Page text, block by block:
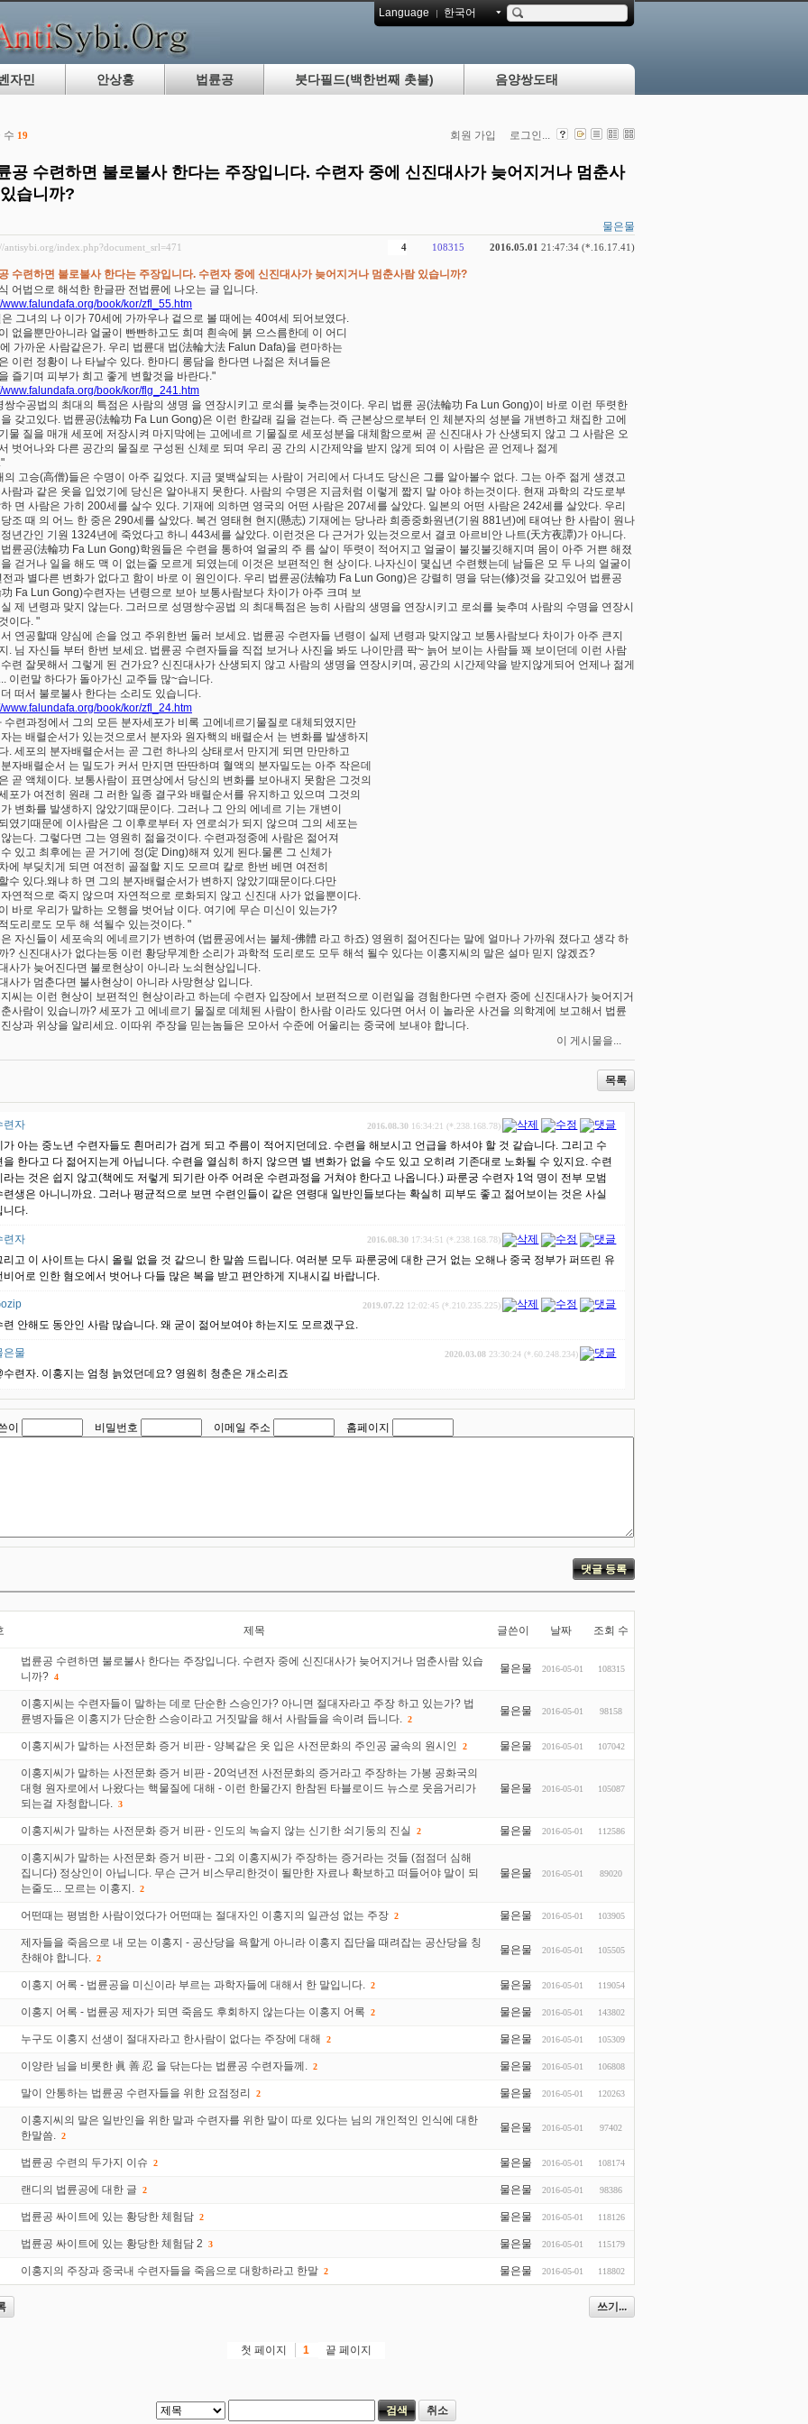
Language 한국어
자민 안상홍 법륜공 붓다필드(백한번째 촛불) 음양쌍도태
수 19 회원 가입 로그인...
공 수련하면 불로불사 한다는 주장입니다. 수련자 중에 신진대사가 늦어지거나 멈춘사
습니까?
물은물
antisybi.org/index.php?document_srl=471 2016.05.01 21:47:34 (*.16.17.41)
108315
4
수련하면 불로불사 한다는 주장입니다. 수련자 중에 신진대사가 늦어지거나 멈춘사람 있습니까?
어법으로 해석한 한글판 전법륜에 나오는 글 입니다.
www.falundafa.org/book/kor/zfl_55.htm
그녀의 나 이가 70세에 가까우나 겉으로 볼 때에는 40여세 되어보였다.
없을뿐만아니라 얼굴이 빤빤하고도 희며 흰속에 붉 으스름한데 이 어디
가까운 사람같은가. 우리 법륜대 법(法輪大法 Falun Dafa)을 련마하는
이런 정황이 나 타날수 있다. 한마디 롱담을 한다면 나젊은 처녀들은
즐기며 피부가 희고 좋게 변할것을 바란다."
www.falundafa.org/book/kor/flg_241.htm
쌍수공법의 최대의 특점은 사람의 생명 을 연장시키고 로쇠를 늦추는것이다. 우리 법륜 공(法輪功 Fa Lun Gong)이 바로 이런 뚜렷한
갖고있다. 법륜공(法輪功 Fa Lun Gong)은 이런 한갈래 길을 걷는다. 즉 근본상으로부터 인 체분자의 성분을 개변하고 채집한 고에
물 질을 매개 세포에 저장시켜 마지막에는 고에네르 기물질로 세포성분을 대체함으로써 곧 신진대사 가 산생되지 않고 그 사람은 오
벗어나와 다른 공간의 물질로 구성된 신체로 되며 우리 공 간의 시간제약을 받지 않게 되여 이 사람은 곧 언제나 젊게
의 고승(高僧)들은 수명이 아주 길었다. 지금 몇백살되는 사람이 거리에서 다녀도 당신은 그를 알아볼수 없다. 그는 아주 젊게 생겼고
람과 같은 옷을 입었기에 당신은 알아내지 못한다. 사람의 수명은 지금처럼 이렇게 짧지 말 아야 하는것이다. 현재 과학의 각도로부
면 사람은 가히 200세를 살수 있다. 기재에 의하면 영국의 어떤 사람은 207세를 살았다. 일본의 어떤 사람은 242세를 살았다. 우리
조 때 의 어느 한 중은 290세를 살았다. 복건 영태현 현지(懸志) 기재에는 당나라 희종중화원년(기원 881년)에 태여난 한 사람이 원나
년간인 기원 1324년에 죽었다고 하니 443세를 살았다. 이런것은 다 근거가 있는것으로서 결코 아르비안 나트(天方夜譚)가 아니다.
륜공(法輪功 Fa Lun Gong)학원들은 수련을 통하여 얼굴의 주 름 살이 뚜렷이 적어지고 얼굴이 불깃불깃해지며 몸이 아주 거쁜 해졌
걷거나 일을 해도 맥 이 없는줄 모르게 되였는데 이것은 보편적인 현 상이다. 나자신이 몇십년 수련했는데 남들은 모 두 나의 얼굴이
과 별다른 변화가 없다고 함이 바로 이 원인이다. 우리 법륜공(法輪功 Fa Lun Gong)은 강렬히 명을 닦는(修)것을 갖고있어 법륜공
Fa Lun Gong)수련자는 년령으로 보아 보통사람보다 차이가 아주 크며 보
제 년령과 맞지 않는다. 그러므로 성명쌍수공법 의 최대특점은 능히 사람의 생명을 연장시키고 로쇠를 늦추며 사람의 수명을 연장시
이다. "
연공할때 양심에 손을 얹고 주위한번 둘러 보세요. 법륜공 수련자들 년령이 실제 년령과 맞지않고 보통사람보다 차이가 아주 큰지
. 님 자신들 부터 한번 보세요. 법륜공 수련자들을 직접 보거나 사진을 봐도 나이만큼 팍~ 늙어 보이는 사람들 꽤 보이던데 이런 사람
련 잘못해서 그렇게 된 건가요? 신진대사가 산생되지 않고 사람의 생명을 연장시키며, 공간의 시간제약을 받지않게되어 언제나 젊게
이런말 하다가 돌아가신 교주들 많~습니다.
떠서 불로불사 한다는 소리도 있습니다.
www.falundafa.org/book/kor/zfl_24.htm
수련과정에서 그의 모든 분자세포가 비록 고에네르기물질로 대체되였지만
는 배렬순서가 있는것으로서 분자와 원자핵의 배렬순서 는 변화를 발생하지
. 세포의 분자배렬순서는 곧 그런 하나의 상태로서 만지게 되면 만만하고
자배렬순서 는 밀도가 커서 만지면 딴딴하며 혈액의 분자밀도는 아주 작은데
곧 액체이다. 보통사람이 표면상에서 당신의 변화를 보아내지 못함은 그것의
포가 여전히 원래 그 러한 일종 결구와 배렬순서를 유지하고 있으며 그것의
변화를 발생하지 않았기때문이다. 그러나 그 안의 에네르 기는 개변이
였기때문에 이사람은 그 이후로부터 자 연로쇠가 되지 않으며 그의 세포는
는다. 그렇다면 그는 영원히 젊을것이다. 수련과정중에 사람은 젊어져
있고 최후에는 곧 거기에 정(定 Ding)해져 있게 된다.물론 그 신체가
에 부딪치게 되면 여전히 골절할 지도 모르며 칼로 한번 베면 여전히
수 있다.왜냐 하 면 그의 분자배렬순서가 변하지 않았기때문이다.다만
연적으로 죽지 않으며 자연적으로 로화되지 않고 신진대 사가 없을뿐이다.
바로 우리가 말하는 오행을 벗어남 이다. 여기에 무슨 미신이 있는가?
도리로도 모두 해 석될수 있는것이다. "
자신들이 세포속의 에네르기가 변하여 (법륜공에서는 불체-佛體 라고 하죠) 영원히 젊어진다는 말에 얼마나 가까워 졌다고 생각 하
? 신진대사가 없다는둥 이런 황당무계한 소리가 과학적 도리로도 모두 해석 될수 있다는 이홍지씨의 말은 설마 믿지 않겠죠?
사가 늦어진다면 불로현상이 아니라 노쇠현상입니다.
사가 멈춘다면 불사현상이 아니라 사망현상 입니다.
씨는 이런 현상이 보편적인 현상이라고 하는데 수련자 입장에서 보편적으로 이런일을 경험한다면 수련자 중에 신진대사가 늦어지거
사람이 있습니까? 세포가 고 에네르기 물질로 데체된 사람이 한사람 이라도 있다면 어서 이 놀라운 사건을 의학계에 보고해서 법륜
상과 위상을 알리세요. 이따위 주장을 믿는놈들은 모아서 수준에 어울리는 중국에 보내야 합니다.
이 게시물을...
목록
2016.08.30 16:34:21 (*.238.168.78)
련자
가 아는 중노년 수련자들도 흰머리가 검게 되고 주름이 적어지던데요. 수련을 해보시고 언급을 하셔야 할 것 같습니다. 그리고 수
을 한다고 다 젊어지는게 아닙니다. 수련을 열심히 하지 않으면 별 변화가 없을 수도 있고 오히려 기존대로 노화될 수 있지요. 수련
라는 것은 쉽지 않고(책에도 저렇게 되기란 아주 어려운 수련과정을 거쳐야 한다고 나옵니다.) 파룬궁 수련자 1억 명이 전부 모범
련생은 아니니까요. 그러나 평균적으로 보면 수련인들이 같은 연령대 일반인들보다는 확실히 피부도 좋고 젊어보이는 것은 사실
니다.
2016.08.30 17:34:51 (*.238.168.78)
련자
리고 이 사이트는 다시 올릴 없을 것 같으니 한 말씀 드립니다. 여러분 모두 파룬궁에 대한 근거 없는 오해나 중국 정부가 퍼뜨린 유
비어로 인한 혐오에서 벗어나 다들 많은 복을 받고 편안하게 지내시길 바랍니다.
2019.07.22 12:02:45 (*.210.235.225)
련 안해도 동안인 사람 많습니다. 왜 굳이 젊어보여야 하는지도 모르겠구요.
2020.03.08 23:30:24 (*.60.248.234)
은물
수련자. 이홍지는 엄청 늙었던데요? 영원히 청춘은 개소리죠
이 비밀번호 이메일 주소 홈페이지
제목 글쓴이 날짜 조회 수
법륜공 수련하면 불로불사 한다는 주장입니다. 수련자 중에 신진대사가 늦어지거나 멈춘사람 있습
니까? 4
물은물 2016-05-01 108315
이홍지씨는 수련자들이 말하는 데로 단순한 스승인가? 아니면 절대자라고 주장 하고 있는가? 법
륜병자들은 이홍지가 단순한 스승이라고 거짓말을 해서 사람들을 속이려 듭니다.
2
물은물 2016-05-01 98158
이홍지씨가 말하는 사전문화 증거 비판 - 양복같은 옷 입은 사전문화의 주인공 굴속의 원시인 2 물은물 2016-05-01 107042
이홍지씨가 말하는 사전문화 증거 비판 - 20억년전 사전문화의 증거라고 주장하는 가봉 공화국의
대형 원자로에서 나왔다는 핵물질에 대해 - 이런 한물간지 한참된 타블로이드 뉴스로 웃음거리가
되는걸 자청합니다.
3
물은물 2016-05-01 105087
이홍지씨가 말하는 사전문화 증거 비판 - 인도의 녹슬지 않는 신기한 쇠기둥의 진실 2 물은물 2016-05-01 112586
이홍지씨가 말하는 사전문화 증거 비판 - 그외 이홍지씨가 주장하는 증거라는 것들 (점점더 심해
집니다) 정상인이 아닙니다. 무슨 근거 비스무리한것이 될만한 자료나 확보하고 떠들어야 말이 되
는줄도... 모르는 이홍지.
2
물은물 2016-05-01 89020
어떤때는 평범한 사람이었다가 어떤때는 절대자인 이홍지의 일관성 없는 주장 2 물은물 2016-05-01 103905
제자들을 죽음으로 내 모는 이홍지 - 공산당을 욕할게 아니라 이홍지 집단을 때려잡는 공산당을 칭
찬해야 합니다.
2
물은물 2016-05-01 105505
이홍지 어록 - 법륜공을 미신이라 부르는 과학자들에 대해서 한 말입니다. 2 물은물 2016-05-01 119054
이홍지 어록 - 법륜공 제자가 되면 죽음도 후회하지 않는다는 이홍지 어록 2 물은물 2016-05-01 143802
누구도 이홍지 선생이 절대자라고 한사람이 없다는 주장에 대해 2 물은물 2016-05-01 105309
이양란 님을 비롯한 眞 善 忍 을 닦는다는 법륜공 수련자들께. 2 물은물 2016-05-01 106808
말이 안통하는 법륜공 수련자들을 위한 요점정리 2 물은물 2016-05-01 120263
이홍지씨의 말은 일반인을 위한 말과 수련자를 위한 말이 따로 있다는 님의 개인적인 인식에 대한
한말씀.
2
물은물 2016-05-01 97402
법륜공 수련의 두가지 이슈 2 물은물 2016-05-01 108174
랜디의 법륜공에 대한 글 2 물은물 2016-05-01 98386
법륜공 싸이트에 있는 황당한 체험담 2 물은물 2016-05-01 118126
법륜공 싸이트에 있는 황당한 체험담 2 3 물은물 2016-05-01 115179
이홍지의 주장과 중국내 수련자들을 죽음으로 대항하라고 한말 2 물은물 2016-05-01 118802
쓰기...
첫 페이지 1 끝 페이지
취소